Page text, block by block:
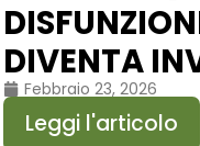
DIVENTA
Febbraio 23, 2026
Leggi l'articolo